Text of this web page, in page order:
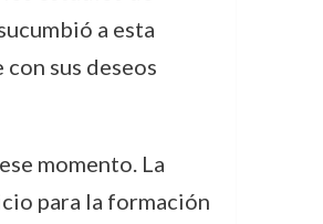
a esta
sus deseos
momento. La
para la formación